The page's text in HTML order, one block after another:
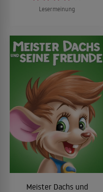
Lesermeinung
Meister Dachs und